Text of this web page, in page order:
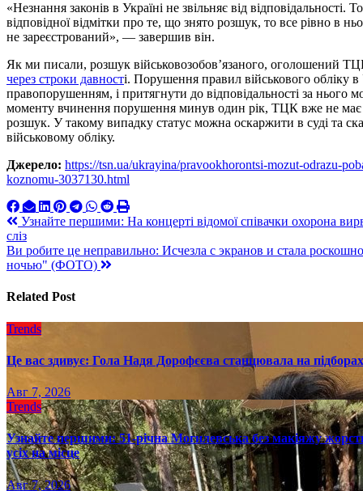
«Незнання законів в Україні не звільняє від
відповідної відмітки про те, що знято розшук, то все рівно в
не зареєстрований», — завершив він.
Як ми писали, розшук військовозобов’язаного, оголошений
через строки давності. Порушення правил військового обліку в
правопорушенням, і притягнути до відповідальності за
моменту вчинення порушення минув один рік, ТЦК вже не має
розшук. У такому випадку статус можна оскаржити в суді та
військовому обліку.
Джерело: https://tsn.ua/ukrayina/pravookhorontsi-mozut-odrazu-
koznomu-3037130.html
Навигация
по
записям
Узнайте першими: На концерті відомої співачки охорона
сліз
Ви робите це неправильно: Исчезла с экранов и стала
ночью" (ФОТО)
Related Post
Trends
Це вас здивує: Гола Надя Дорофєєва станцювала на
Авг 7, 2026
Trends
Узнайте першими: 51-річна Могилевська без макіяжу
усіх на місце
Авг 7, 2026